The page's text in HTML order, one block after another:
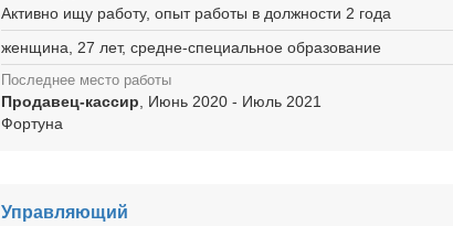
Активно ищу работу, опыт работы в должности 2 года
женщина, 27 лет, средне-специальное образование
Последнее место работы
Продавец-кассир , Июнь 2020 - Июль 2021
Фортуна
Управляющий